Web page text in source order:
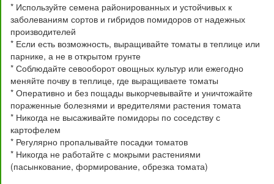
* Используйте семена районированных и устойчивых к
заболеваниям сортов и гибридов помидоров от надежных
производителей
* Если есть возможность, выращивайте томаты в теплице или
парнике, а не в открытом грунте
* Соблюдайте севооборот овощных культур или ежегодно
меняйте почву в теплице, где выращиваете томаты
* Оперативно и без пощады выкорчевывайте и уничтожайте
пораженные болезнями и вредителями растения томата
* Никогда не высаживайте помидоры по соседству с
картофелем
* Регулярно пропалывайте посадки томатов
* Никогда не работайте с мокрыми растениями
(пасынкование, формирование, обрезка томата)